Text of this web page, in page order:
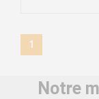
1
Notre